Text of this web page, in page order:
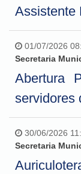
Assistente
01/07/2026
Secretaria
Abertura
servidores
30/06/2026
Secretaria